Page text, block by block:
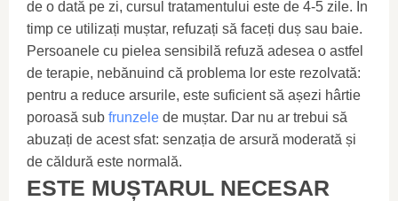
de o dată pe zi, cursul tratamentului este de 4-5 zile. În
timp ce utilizați muștar, refuzați să faceți duș sau baie.
Persoanele cu pielea sensibilă refuză adesea o astfel
de terapie, nebănuind că problema lor este rezolvată:
pentru a reduce arsurile, este suficient să așezi hârtie
poroasă sub frunzele de muștar. Dar nu ar trebui să
abuzați de acest sfat: senzația de arsură moderată și
de căldură este normală.
ESTE MUȘTARUL NECESAR